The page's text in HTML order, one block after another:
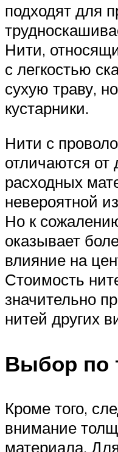
подходят для
Нити,
с легкостью
сухую траву,
кустарники.
Нити с
отличаются от
расходных
невероятной
Но к
оказывает
влияние на
Стоимость
значительно
нитей других
Выбор по
Кроме того,
внимание
материала.